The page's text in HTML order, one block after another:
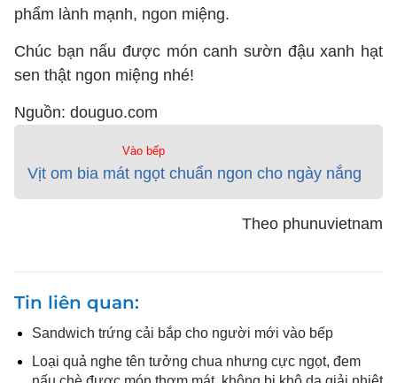
phẩm lành mạnh, ngon miệng.
Chúc bạn nấu được món canh sườn đậu xanh hạt
sen thật ngon miệng nhé!
Nguồn: douguo.com
Vào bếp
Vịt om bia mát ngọt chuẩn ngon cho ngày nắng
Theo phunuvietnam
Tin liên quan
Sandwich trứng cải bắp cho người mới vào bếp
Loại quả nghe tên tưởng chua nhưng cực ngọt, đem